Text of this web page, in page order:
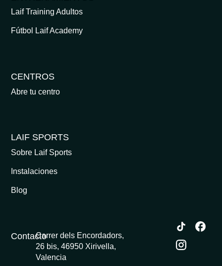
Laif Training Adultos
Fútbol Laif Academy
CENTROS
Abre tu centro
LAIF SPORTS
Sobre Laif Sports
Instalaciones
Blog
ContactoCarrer dels Encordadors,
26 bis, 46950 Xirivella,
Valencia